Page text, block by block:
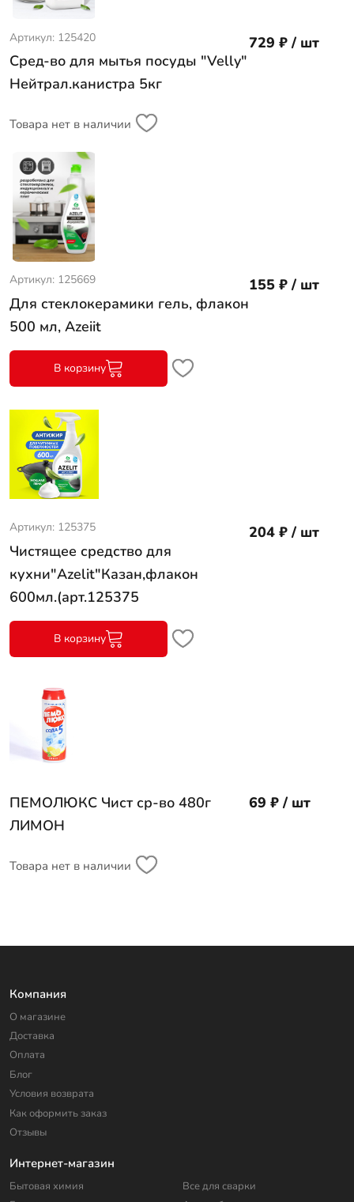
Артикул: 125420
Сред-во для мытья посуды "Velly"
Нейтрал.канистра 5кг
Товара нет в наличии
729 ₽ / шт
Артикул: 125669
Для стеклокерамики гель, флакон
500 мл, Azeiit
В корзину
155 ₽ / шт
Артикул: 125375
Чистящее средство для
кухни"Azelit"Казан,флакон
600мл.(арт.125375
В корзину
204 ₽ / шт
ПЕМОЛЮКС Чист ср-во 480г
ЛИМОН
Товара нет в наличии
69 ₽ / шт
Компания
О магазине
Доставка
Оплата
Блог
Условия возврата
Как оформить заказ
Отзывы
Интернет-магазин
Бытовая химия
Все для сварки